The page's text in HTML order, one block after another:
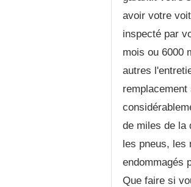
avoir votre
inspecté par
mois ou 6000
autres
de miles de la
les pneus, les
endommagés
Que faire si